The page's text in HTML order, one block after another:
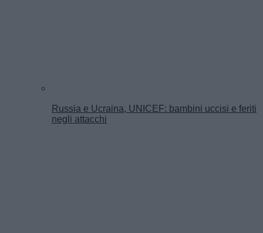
Russia e Ucraina, UNICEF: bambini uccisi e feriti
negli attacchi